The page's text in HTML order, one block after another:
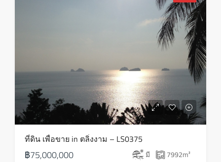
ที่ดิน เพื่อขาย in ตลิ่งงาม – LS0375
฿75,000,000 มี 7992m²